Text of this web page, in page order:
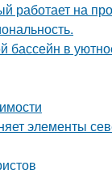
работает на
бассейн в
элементы